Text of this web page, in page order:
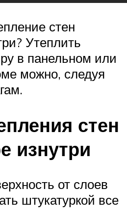
стен
Утеплить
в панельном или
можно, следуя
стен
изнутри
от слоев
штукатуркой все